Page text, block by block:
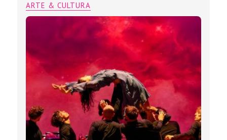
ARTE & CULTURA